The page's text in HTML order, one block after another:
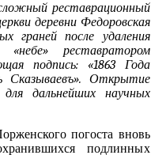
реставрационный
деревни Федоровская
граней после удаления
«небе» реставратором
подпись: «1863 Года
Сказываевъ». Открытие
дальнейших научных
погоста вновь
подлинных